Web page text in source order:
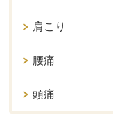
肩こり
腰痛
頭痛